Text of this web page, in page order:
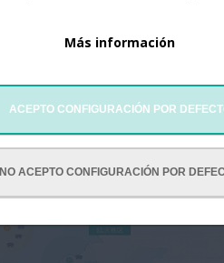
Más información
ACEPTO CONFIGURACIÓN POR
NO ACEPTO CONFIGURACIÓN POR